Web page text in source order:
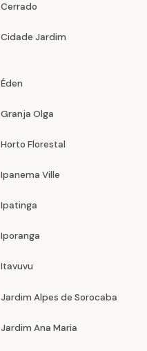
Cerrado
Cidade Jardim
Éden
Granja Olga
Horto Florestal
Ipanema Ville
Ipatinga
Iporanga
Itavuvu
Jardim Alpes de Sorocaba
Jardim Ana Maria